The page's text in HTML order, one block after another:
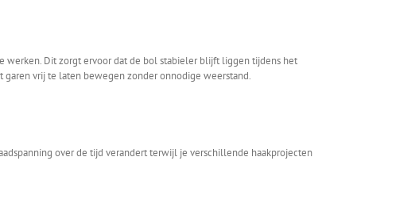
werken. Dit zorgt ervoor dat de bol stabieler blijft liggen tijdens het
vrij te laten bewegen zonder onnodige weerstand.
over de tijd verandert terwijl je verschillende haakprojecten